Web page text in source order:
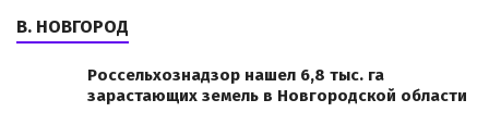
В. НОВГОРОД
Россельхознадзор нашел 6,8 тыс. га
зарастающих земель в Новгородской области